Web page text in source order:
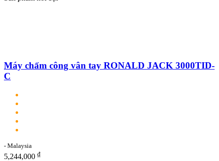
Máy chấm công vân tay RONALD JACK 3000TID-
C
- Malaysia
5,244,000 ₫